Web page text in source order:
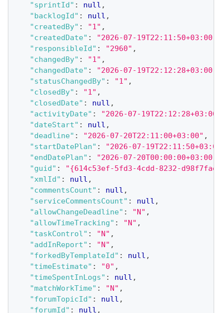
"sprintId" : null ,
"backlogId" : null ,
"createdBy" : "1" ,
"createdDate" : "2026-07-19T22:11:50+03:00"
"responsibleId" : "2960" ,
"changedBy" : "1" ,
"changedDate" : "2026-07-19T22:12:28+03:00"
"statusChangedBy" : "1" ,
"closedBy" : "1" ,
"closedDate" : null ,
"activityDate" : "2026-07-19T22:12:28+03:00"
"dateStart" : null ,
"deadline" : "2026-07-20T22:11:00+03:00" ,
"startDatePlan" :
"2026-07-
"endDatePlan" : "2026-07-20T00:00:00+03:00"
"guid" :
"{614c53ef-5fd3-4cdd-8232-
"xmlId" : null ,
"commentsCount" : null ,
"serviceCommentsCount" : null ,
"allowChangeDeadline" : "N" ,
"allowTimeTracking" : "N" ,
"taskControl" : "N" ,
"addInReport" : "N" ,
"forkedByTemplateId" : null ,
"timeEstimate" : "0" ,
"timeSpentInLogs" : null ,
"matchWorkTime" : "N" ,
"forumTopicId" : null ,
"forumId" : null ,